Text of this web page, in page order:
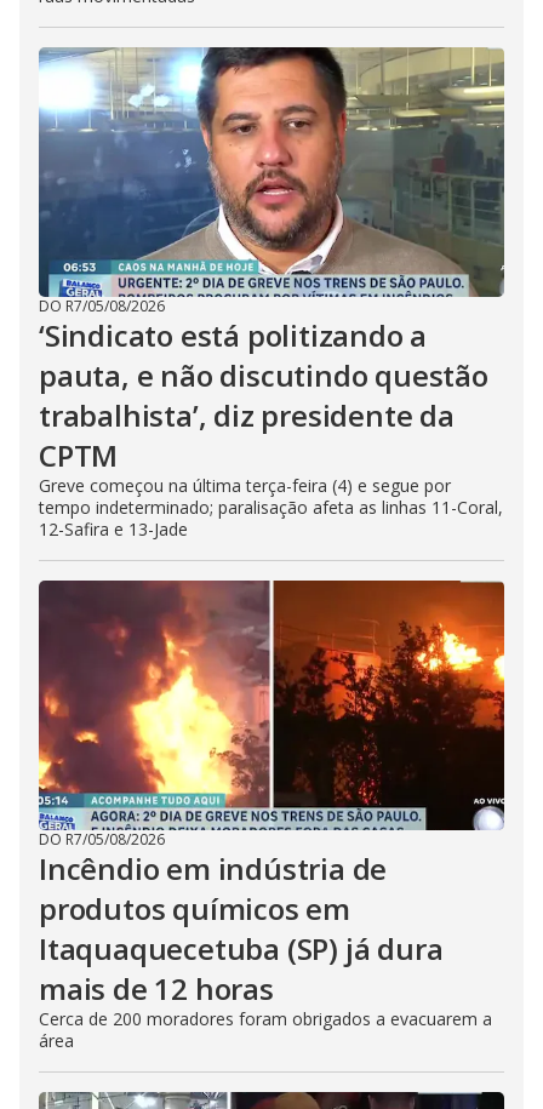
DO R7/05/08/2026
‘Sindicato está politizando a
pauta, e não discutindo questão
trabalhista’, diz presidente da
CPTM
Greve começou na última terça-feira (4) e segue por
tempo indeterminado; paralisação afeta as linhas 11-Coral,
12-Safira e 13-Jade
DO R7/05/08/2026
Incêndio em indústria de
produtos químicos em
Itaquaquecetuba (SP) já dura
mais de 12 horas
Cerca de 200 moradores foram obrigados a evacuarem a
área